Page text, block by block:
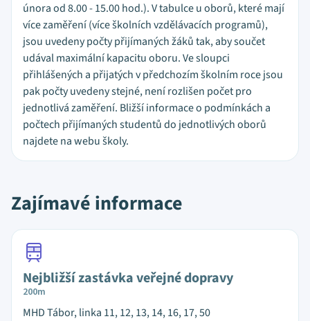
února od 8.00 - 15.00 hod.). V tabulce u oborů, které mají
více zaměření (více školních vzdělávacích programů),
jsou uvedeny počty přijímaných žáků tak, aby součet
udával maximální kapacitu oboru. Ve sloupci
přihlášených a přijatých v předchozím školním roce jsou
pak počty uvedeny stejné, není rozlišen počet pro
jednotlivá zaměření. Bližší informace o podmínkách a
počtech přijímaných studentů do jednotlivých oborů
najdete na webu školy.
Zajímavé informace
Nejbližší zastávka veřejné dopravy
200m
MHD Tábor, linka 11, 12, 13, 14, 16, 17, 50